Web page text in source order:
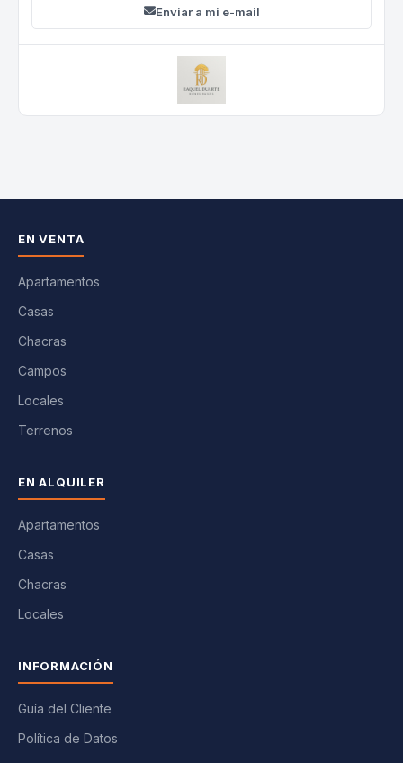
Enviar a mi e-mail
EN VENTA
Apartamentos
Casas
Chacras
Campos
Locales
Terrenos
EN ALQUILER
Apartamentos
Casas
Chacras
Locales
INFORMACIÓN
Guía del Cliente
Política de Datos